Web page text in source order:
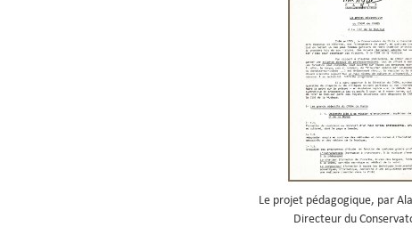
Le projet pédagogique, par
Directeur du